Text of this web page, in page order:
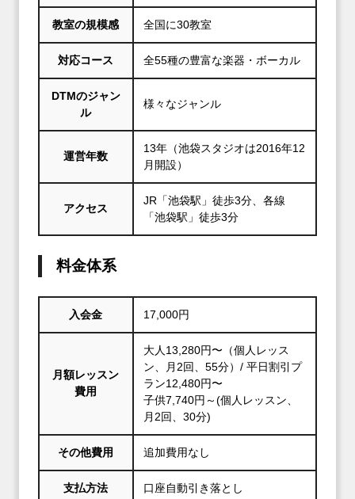
教室の規模感 全国に30教室
対応コース 全55種の豊富な楽器・ボーカル
DTMのジャン
ル
様々なジャンル
運営年数
13年（池袋スタジオは2016年12
月開設）
アクセス
JR「池袋駅」徒歩3分、各線
「池袋駅」徒歩3分
料金体系
入会金 17,000円
月額レッスン
費用
大人13,280円〜（個人レッス
ン、月2回、55分）/ 平日割引プ
ラン12,480円〜
子供7,740円～(個人レッスン、
月2回、30分)
その他費用 追加費用なし
支払方法 口座自動引き落とし